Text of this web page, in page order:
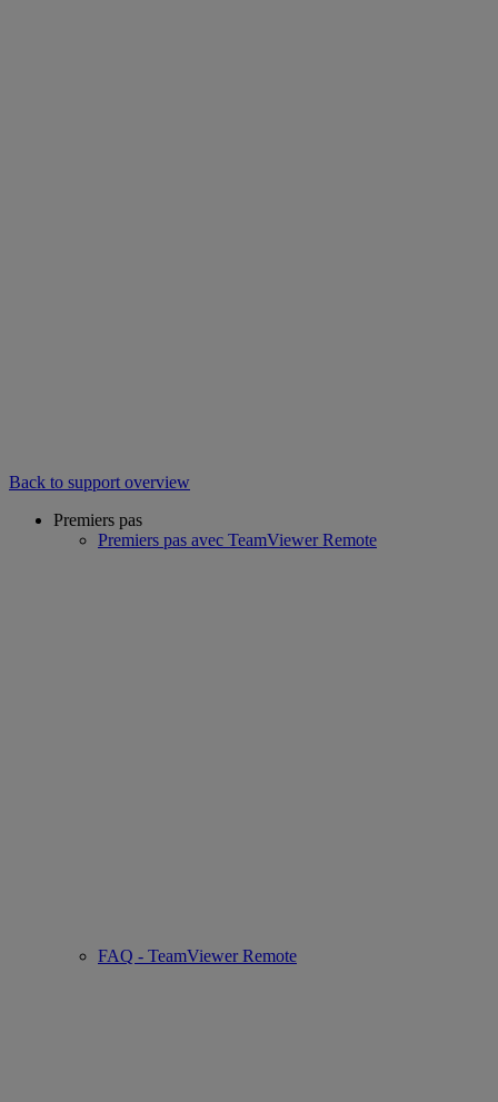
Back to support overview
Premiers pas
Premiers pas avec TeamViewer Remote
FAQ - TeamViewer Remote